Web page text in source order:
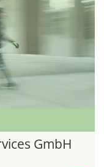
GmbH